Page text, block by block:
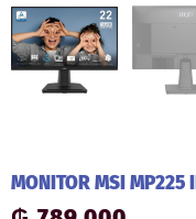
MONITOR MSI MP225